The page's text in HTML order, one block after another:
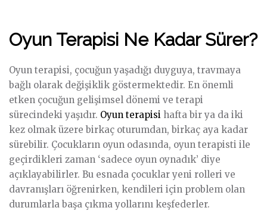
Oyun Terapisi Ne Kadar Sürer?
Oyun terapisi, çocuğun yaşadığı duyguya, travmaya
bağlı olarak değişiklik göstermektedir. En önemli
etken çocuğun gelişimsel dönemi ve terapi
sürecindeki yaşıdır. Oyun terapisi hafta bir ya da iki
kez olmak üzere birkaç oturumdan, birkaç aya kadar
sürebilir. Çocukların oyun odasında, oyun terapisti ile
geçirdikleri zaman ‘sadece oyun oynadık’ diye
açıklayabilirler. Bu esnada çocuklar yeni rolleri ve
davranışları öğrenirken, kendileri için problem olan
durumlarla başa çıkma yollarını keşfederler.